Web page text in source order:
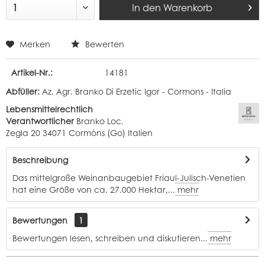
In den Warenkorb
Merken Bewerten
Artikel-Nr.:
14181
Abfüller: Az. Agr. Branko Di Erzetic Igor - Cormons - Italia
Lebensmittelrechtlich
Verantwortlicher Branko Loc.
Zegla 20 34071 Cormòns (Go) Italien
Beschreibung
Das mittelgroße Weinanbaugebiet Friaul-Julisch-Venetien
hat eine Größe von ca. 27.000 Hektar,... mehr
Bewertungen
1
Bewertungen lesen, schreiben und diskutieren... mehr